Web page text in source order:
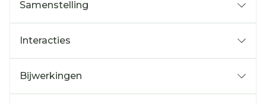
Samenstelling
Interacties
Bijwerkingen